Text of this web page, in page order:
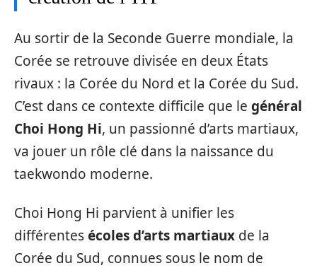
Au sortir de la Seconde Guerre mondiale, la
Corée se retrouve divisée en deux États
rivaux : la Corée du Nord et la Corée du Sud.
C’est dans ce contexte difficile que le général
Choi Hong Hi, un passionné d’arts martiaux,
va jouer un rôle clé dans la naissance du
taekwondo moderne.
Choi Hong Hi parvient à unifier les
différentesécoles d’arts martiaux de la
Corée du Sud, connues sous le nom de